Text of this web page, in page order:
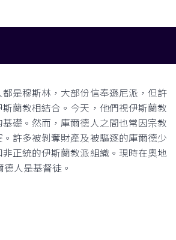
是穆斯林，大部份信奉遜尼派，但許
蘭教相結合。今天，他們視伊斯蘭教
礎。然而，庫爾德人之間也常因宗教
許多被剝奪財產及被驅逐的庫爾德少
正統的伊斯蘭教派組織。現時在奧地
人是基督徒。